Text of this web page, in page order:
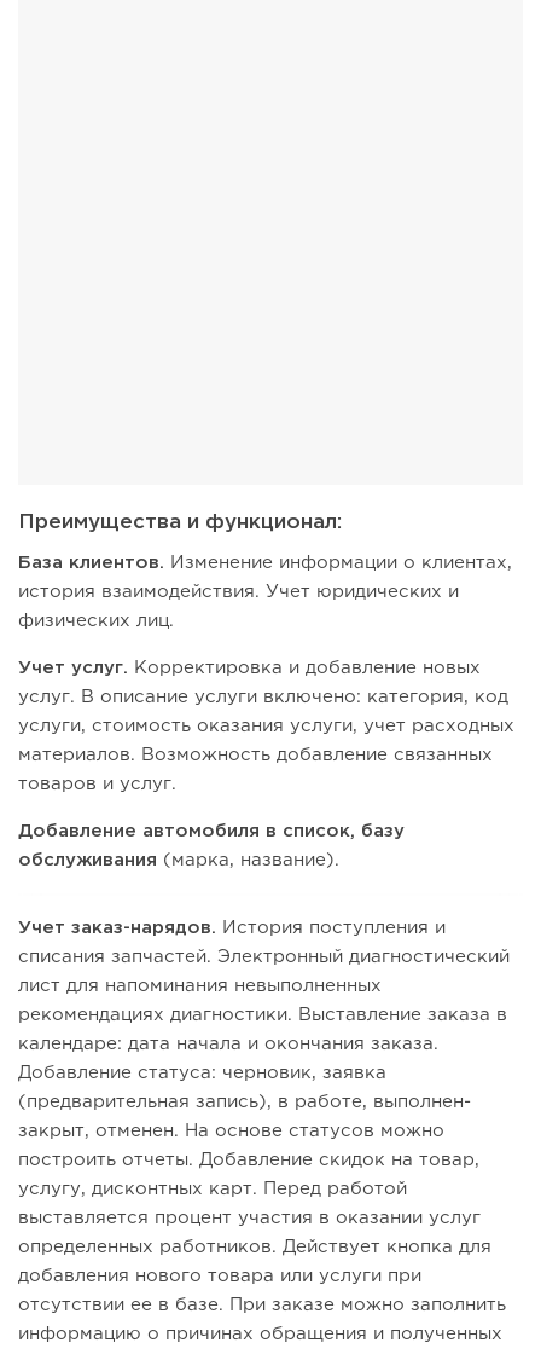
Преимущества и функционал:
База клиентов.
Изменение информации о клиентах,
история взаимодействия. Учет юридических и
физических лиц.
Учет услуг. Корректировка и добавление новых
услуг. В описание услуги включено: категория, код
услуги, стоимость оказания услуги, учет расходных
материалов. Возможность добавление связанных
товаров и услуг.
Добавление автомобиля в список, базу
обслуживания (марка, название).
Учет заказ-нарядов. История поступления и
списания запчастей. Электронный диагностический
лист для напоминания невыполненных
рекомендациях диагностики. Выставление заказа в
календаре: дата начала и окончания заказа.
Добавление статуса: черновик, заявка
(предварительная запись), в работе, выполнен-
закрыт, отменен. На основе статусов можно
построить отчеты. Добавление скидок на товар,
услугу, дисконтных карт. Перед работой
выставляется процент участия в оказании услуг
определенных работников. Действует кнопка для
добавления нового товара или услуги при
отсутствии ее в базе. При заказе можно заполнить
информацию о причинах обращения и полученных